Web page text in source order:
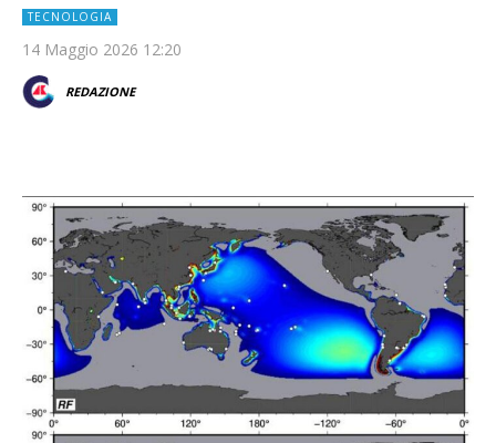
TECNOLOGIA
14 Maggio 2026 12:20
REDAZIONE